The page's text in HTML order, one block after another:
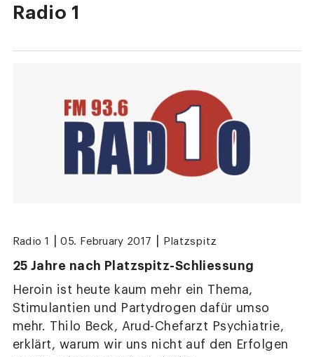
Radio 1
Radio 1 05. February 2017 Platzspitz
25 Jahre nach Platzspitz-Schliessung
Heroin ist heute kaum mehr ein Thema,
Stimulantien und Partydrogen dafür umso
mehr. Thilo Beck, Arud-Chefarzt Psychiatrie,
erklärt, warum wir uns nicht auf den Erfolgen